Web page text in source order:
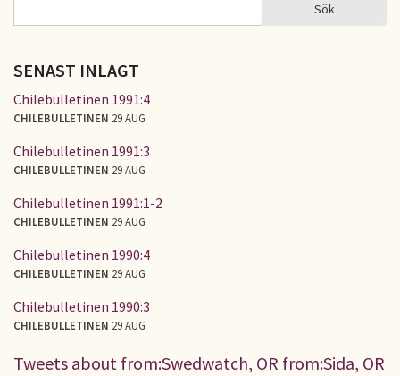
SÖKFORMULÄR Sök
SENAST INLAGT
Chilebulletinen 1991:4
CHILEBULLETINEN 29 AUG
Chilebulletinen 1991:3
CHILEBULLETINEN 29 AUG
Chilebulletinen 1991:1-2
CHILEBULLETINEN 29 AUG
Chilebulletinen 1990:4
CHILEBULLETINEN 29 AUG
Chilebulletinen 1990:3
CHILEBULLETINEN 29 AUG
Tweets about from:Swedwatch, OR from:Sida, OR